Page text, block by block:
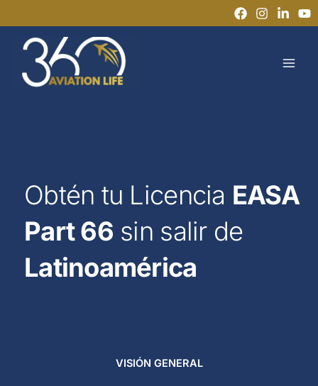
al
contenido
Obtén tu Licencia EASA
Part 66 sin salir de
Latinoamérica
VISIÓN GENERAL